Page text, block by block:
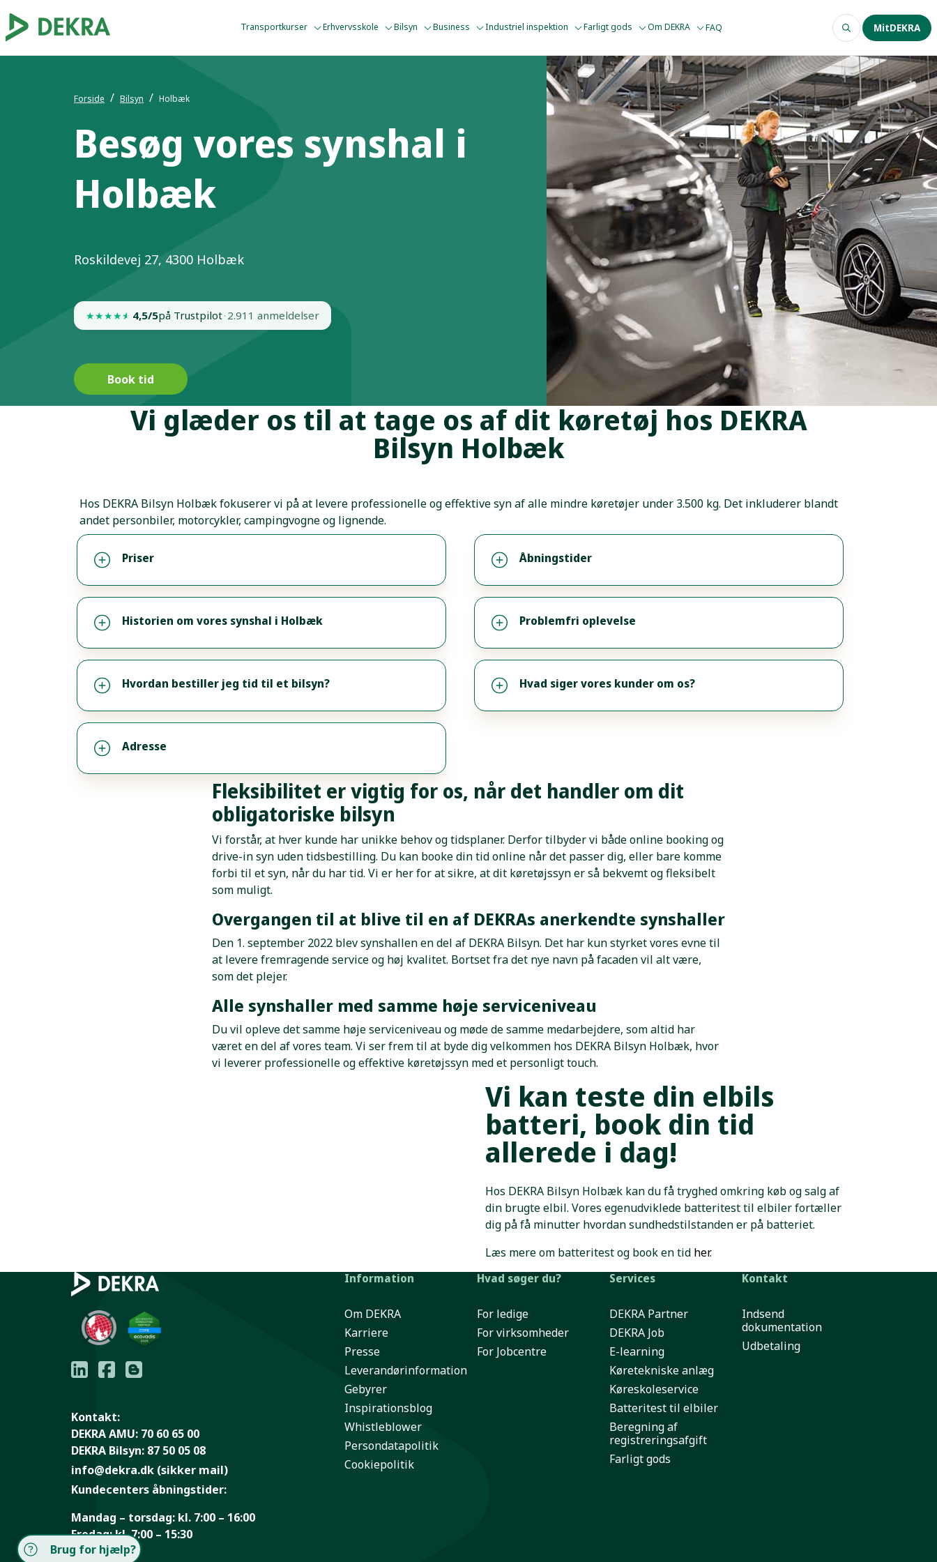
Transportkurser Erhvervsskole Bilsyn Business Industriel inspektion Farligt gods Om DEKRA FAQ MitDEKRA
Forside Bilsyn Holbæk
Besøg vores synshal i
Holbæk
Roskildevej 27, 4300 Holbæk
★★★★★ 4,5/5på Trustpilot· 2.911 anmeldelser
Book tid
Vi glæder os til at tage os af dit køretøj hos DEKRA
Bilsyn Holbæk
Hos DEKRA Bilsyn Holbæk fokuserer vi på at levere professionelle og effektive syn af alle mindre køretøjer under 3.500 kg. Det inkluderer blandt
andet personbiler, motorcykler, campingvogne og lignende.
Priser Åbningstider
Historien om vores synshal i Holbæk Problemfri oplevelse
Hvordan bestiller jeg tid til et bilsyn? Hvad siger vores kunder om os?
Adresse
Fleksibilitet er vigtig for os, når det handler om dit
obligatoriske bilsyn
Vi forstår, at hver kunde har unikke behov og tidsplaner. Derfor tilbyder vi både online booking og
drive-in syn uden tidsbestilling. Du kan booke din tid online når det passer dig, eller bare komme
forbi til et syn, når du har tid. Vi er her for at sikre, at dit køretøjssyn er så bekvemt og fleksibelt
som muligt.
Overgangen til at blive til en af DEKRAs anerkendte synshaller
Den 1. september 2022 blev synshallen en del af DEKRA Bilsyn. Det har kun styrket vores evne til
at levere fremragende service og høj kvalitet. Bortset fra det nye navn på facaden vil alt være,
som det plejer.
Alle synshaller med samme høje serviceniveau
Du vil opleve det samme høje serviceniveau og møde de samme medarbejdere, som altid har
været en del af vores team. Vi ser frem til at byde dig velkommen hos DEKRA Bilsyn Holbæk, hvor
vi leverer professionelle og effektive køretøjssyn med et personligt touch.
Vi kan teste din elbils
batteri, book din tid
allerede i dag!
Hos DEKRA Bilsyn Holbæk kan du få tryghed omkring køb og salg af
din brugte elbil. Vores egenudviklede batteritest til elbiler fortæller
dig på få minutter hvordan sundhedstilstanden er på batteriet.
Læs mere om batteritest og book en tid her.
Kontakt:
DEKRA AMU: 70 60 65 00
DEKRA Bilsyn: 87 50 05 08
info@dekra.dk (sikker mail)
Kundecenters åbningstider:
Mandag – torsdag: kl. 7:00 – 16:00
Fredag:kl. 7:00 – 15:30
Information
Om DEKRA
Karriere
Presse
Leverandørinformation
Gebyrer
Inspirationsblog
Whistleblower
Persondatapolitik
Cookiepolitik
Hvad søger du?
For ledige
For virksomheder
For Jobcentre
Services
DEKRA Partner
DEKRA Job
E-learning
Køretekniske anlæg
Køreskoleservice
Batteritest til elbiler
Beregning af
registreringsafgift
Farligt gods
Kontakt
Indsend
dokumentation
Udbetaling
Brug for hjælp?